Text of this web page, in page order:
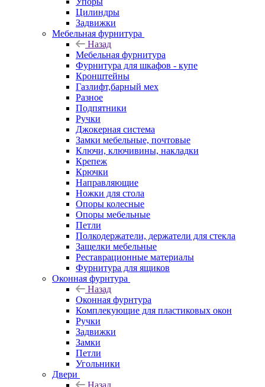
Цилиндры
Задвижки
Мебельная фурнитура
Назад
Мебельная фурнитура
Фурнитура для шкафов - купе
Кронштейны
Газлифт,барный мех
Разное
Подпятники
Ручки
Джокерная система
Замки мебельные, почтовые
Ключи, ключивины, накладки
Крепеж
Крючки
Направляющие
Ножки для стола
Опоры колесные
Опоры мебельные
Петли
Полкодержатели, держатели для стекла
Защелки мебельные
Реставрационные материалы
Фурнитура для ящиков
Оконная фурнтура
Назад
Оконная фурнтура
Комплекующие для пластиковых окон
Ручки
Задвижки
Замки
Петли
Угольники
Двери
Назад